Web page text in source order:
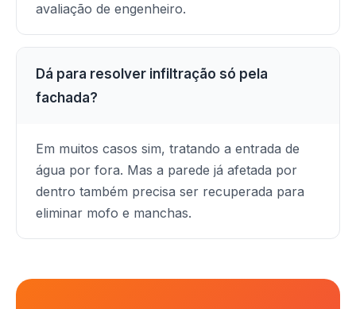
avaliação de engenheiro.
Dá para resolver infiltração só pela
fachada?
Em muitos casos sim, tratando a entrada de
água por fora. Mas a parede já afetada por
dentro também precisa ser recuperada para
eliminar mofo e manchas.